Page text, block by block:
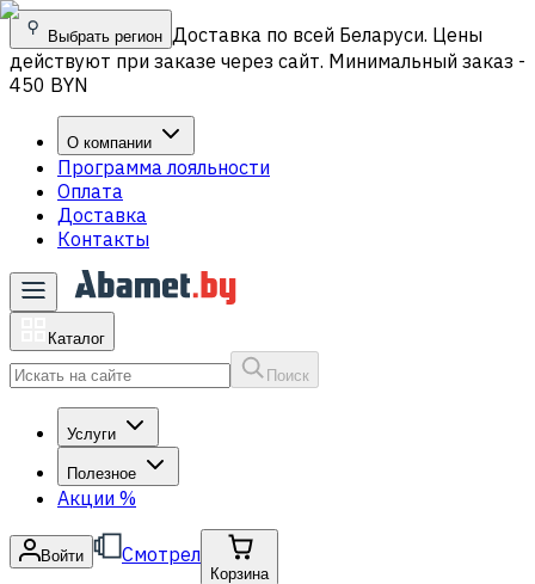
Выбрать регион Доставка по всей Беларуси. Цены
действуют при заказе через сайт. Минимальный заказ -
450 BYN
О компании
Программа лояльности
Оплата
Доставка
Контакты
Каталог
Поиск
Услуги
Полезное
Акции %
Войти Смотрел
Корзина